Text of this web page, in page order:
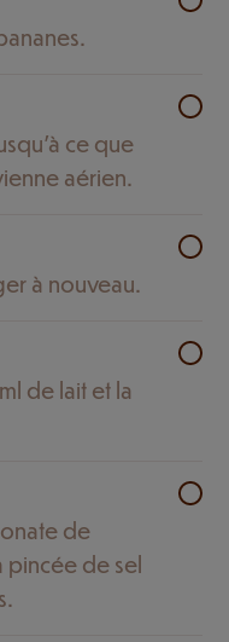
ce que
aérien.
à nouveau.
de lait et la
de
pincée de sel